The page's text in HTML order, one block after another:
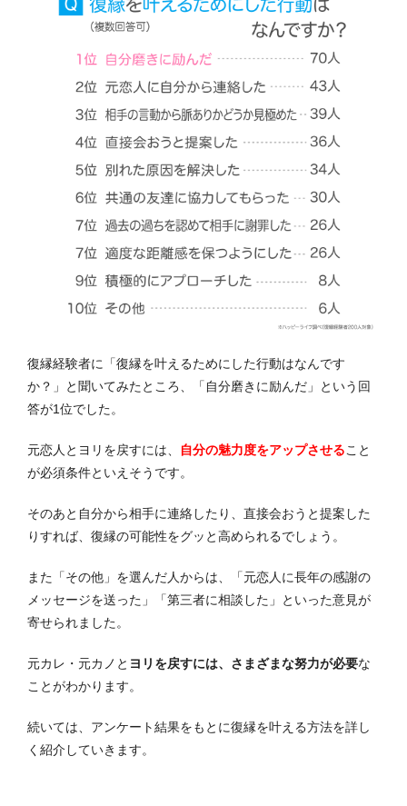
復縁経験者に「復縁を叶えるためにした行動はなんです
か？」と聞いてみたところ、「自分磨きに励んだ」という回
答が1位でした。
元恋人とヨリを戻すには、 自分の魅力度をアップさせること
が必須条件といえそうです。
そのあと自分から相手に連絡したり、直接会おうと提案した
りすれば、復縁の可能性をグッと高められるでしょう。
また「その他」を選んだ人からは、「元恋人に長年の感謝の
メッセージを送った」「第三者に相談した」といった意見が
寄せられました。
元カレ・元カノと ヨリを戻すには、さまざまな努力が必要な
ことがわかります。
続いては、アンケート結果をもとに復縁を叶える方法を詳し
く紹介していきます。